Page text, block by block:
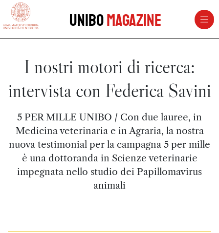
vai al contenuto della pagina
UniboMagazine
I nostri motori di ricerca:
intervista con Federica Savini
5 PER MILLE UNIBO / Con due lauree, in
Medicina veterinaria e in Agraria, la nostra
nuova testimonial per la campagna 5 per mille
è una dottoranda in Scienze veterinarie
impegnata nello studio dei Papillomavirus
animali